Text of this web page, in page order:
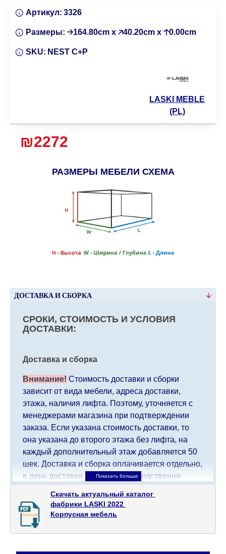
РАЗМЕРЫ МЕБЕЛИ СХЕМА
₪2272
Артикул: 3326
Размеры: 🡢164.80cm x 🡥40.20cm x 🡡0.00cm
SKU: NEST C+P
LASKI MEBLE
(PL)
ДОСТАВКА И СБОРКА
СРОКИ, СТОИМОСТЬ И УСЛОВИЯ
ДОСТАВКИ:
Доставка и сборка
Внимание! Стоимость доставки и сборки
зависит от вида мебели, адреса доставки,
этажа, наличия лифта. Поэтому, уточняется с
менеджерами магазина при подтверждении
заказа. Если указана стоимость доставки, то
она указана до второго этажа без лифта, на
каждый дополнительный этаж добавляется 50
шек. Доставка и сборка оплачивается отдельно,
в день доставки мебели непосредственно
населенные пункты, которые находятся далеко
от центра страны, такие как: все, что дальше от
Кармиэля на севере, все, что дальше от Беэр-
Шевы на юге и в Иерусалиме, будет взимать
Скачать актуальный каталог
фабрики LASKI 2022
Корпусная мебель